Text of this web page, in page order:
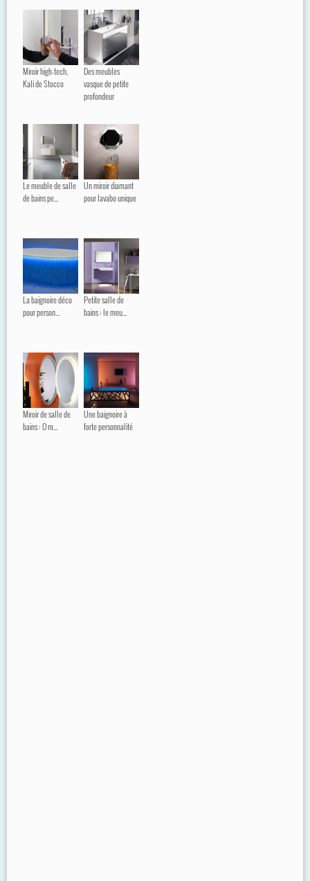
Miroir high-tech,
Kali de Stocco
Des meubles
vasque de petite
profondeur
Le meuble de salle
de bains pe...
Un miroir diamant
pour lavabo unique
La baignoire déco
pour person...
Petite salle de
bains : le meu...
Miroir de salle de
bains : O m...
Une baignoire à
forte personnalité